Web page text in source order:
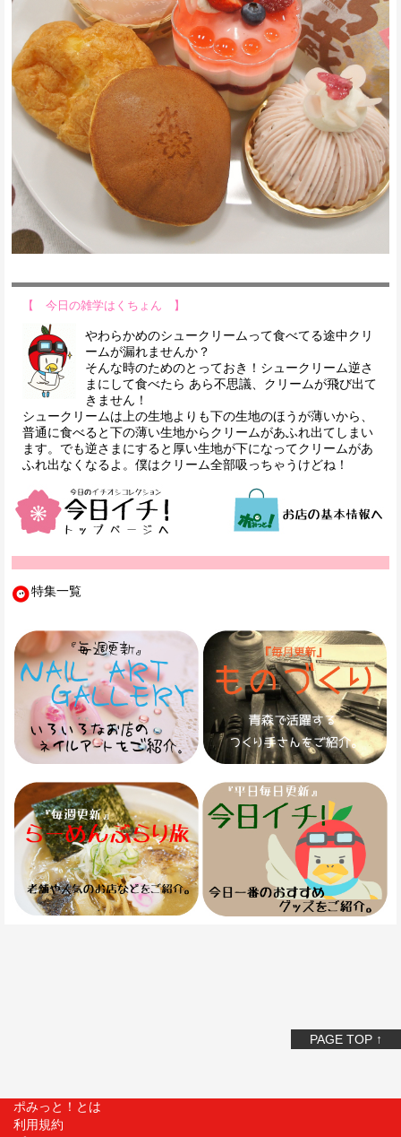
【 今日の雑学はくちょん 】
やわらかめのシュークリームって食べてる途中クリ
ームが漏れませんか？
そんな時のためのとっておき！シュークリーム逆さ
まにして食べたら あら不思議、クリームが飛び出て
きません！
シュークリームは上の生地よりも下の生地のほうが薄いから、
普通に食べると下の薄い生地からクリームがあふれ出てしまい
ます。でも逆さまにすると厚い生地が下になってクリームがあ
ふれ出なくなるよ。僕はクリーム全部吸っちゃうけどね！
特集一覧
PAGE TOP ↑
ポみっと！とは
利用規約